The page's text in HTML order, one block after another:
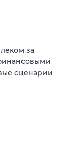
за
сценарии